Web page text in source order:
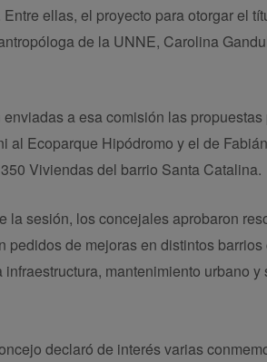
ellas, el proyecto para otorgar el
de la UNNE, Carolina
enviadas a esa comisión las
al Ecoparque Hipódromo y el de
Viviendas del barrio Santa Catalina.
la sesión, los concejales aprobaron
pedidos de mejoras en distintos
infraestructura, mantenimiento urbano
declaró de interés varias